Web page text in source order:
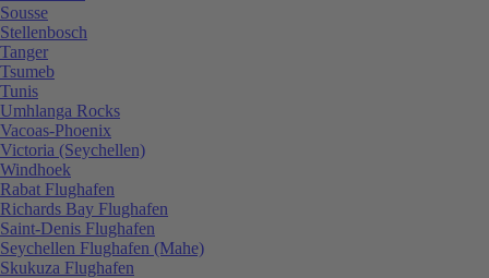
Sousse
Stellenbosch
Tanger
Tsumeb
Tunis
Umhlanga Rocks
Vacoas-Phoenix
Victoria (Seychellen)
Windhoek
Rabat Flughafen
Richards Bay Flughafen
Saint-Denis Flughafen
Seychellen Flughafen (Mahe)
Skukuza Flughafen